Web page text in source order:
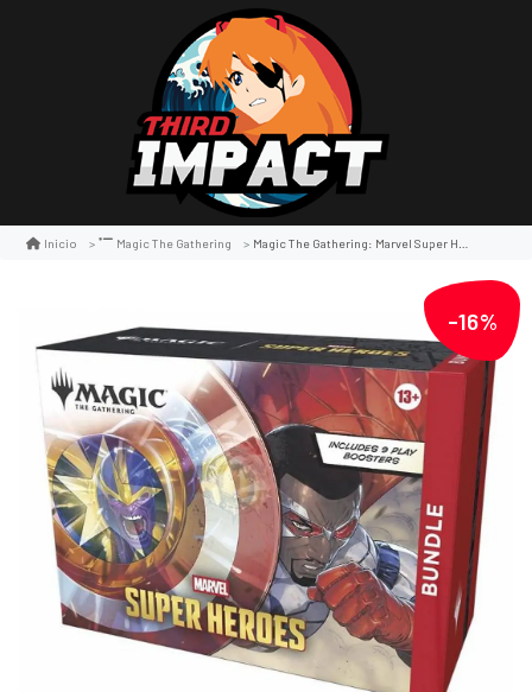
Inicio Magic The Gathering Magic The Gathering: Marvel Super Heroes Bundle
-16%